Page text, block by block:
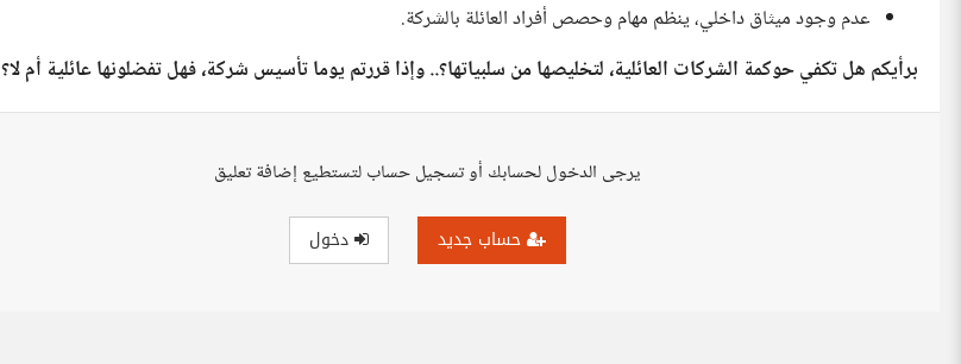
عدم وجود ميثاق داخلي، ينظم مهام وحصص أفراد العائلة بالشركة.
برأيكم هل تكفي حوكمة الشركات العائلية، لتخليصها من سلبياتها؟.. وإذا قررتم يوما تأسيس شركة، فهل تفضلونها عائلية أم لا؟
يرجى الدخول لحسابك أو تسجيل حساب لتستطيع إضافة تعليق
حساب جديد دخول